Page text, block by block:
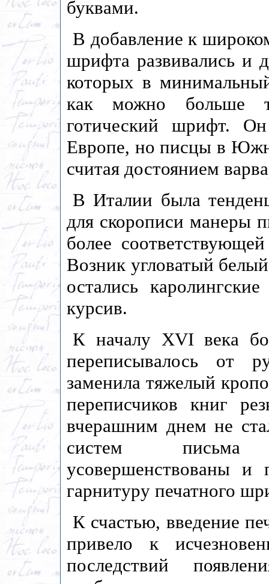
буквами.
В добавление к
шрифта развивались и
которых в
как можно больше
готический шрифт.
Европе, но писцы в
считая достоянием
В Италии была
для скорописи манеры
более
Возник угловатый
остались
курсив.
К началу XVI века
переписывалось от
заменила тяжелый
переписчиков книг
вчерашним днем не
систем письма
усовершенствованы
гарнитуру печатного
К счастью, введение
привело к
последствий